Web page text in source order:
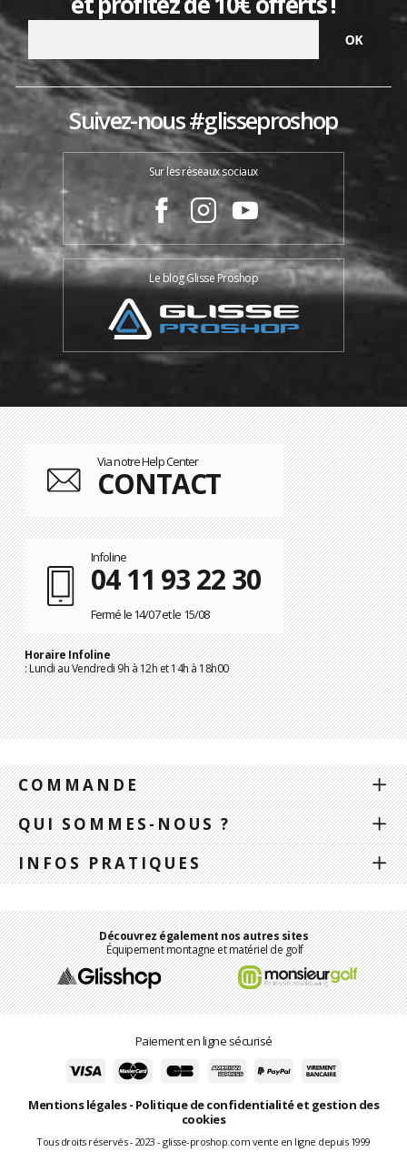
Suivez-nous #glisseproshop
Sur les réseaux sociaux
Le blog Glisse Proshop
Via notre Help Center
CONTACT
Infoline
04 11 93 22 30
Fermé le 14/07 et le 15/08
Horaire Infoline
: Lundi au Vendredi 9h à 12h et 14h à 18h00
COMMANDE
QUI SOMMES-NOUS ?
INFOS PRATIQUES
Découvrez également nos autres sites
Équipement montagne et matériel de golf
Paiement en ligne sécurisé
Mentions légales- Politique de confidentialité et gestion des
cookies
Tous droits réservés - 2023 - glisse-proshop.com vente en ligne depuis 1999